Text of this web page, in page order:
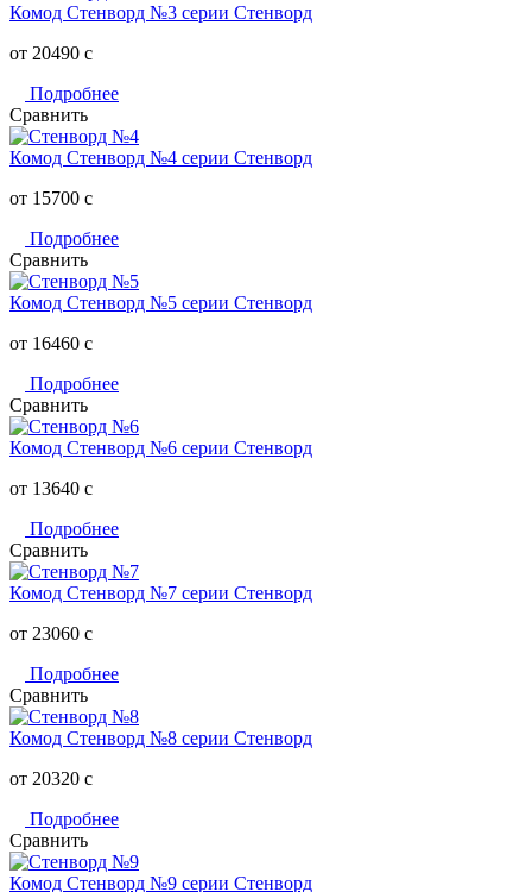
Комод Стенворд №3 серии Стенворд
от 20490 c
Подробнее
Сравнить
Комод Стенворд №4 серии Стенворд
от 15700 c
Подробнее
Сравнить
Комод Стенворд №5 серии Стенворд
от 16460 c
Подробнее
Сравнить
Комод Стенворд №6 серии Стенворд
от 13640 c
Подробнее
Сравнить
Комод Стенворд №7 серии Стенворд
от 23060 c
Подробнее
Сравнить
Комод Стенворд №8 серии Стенворд
от 20320 c
Подробнее
Сравнить
Комод Стенворд №9 серии Стенворд